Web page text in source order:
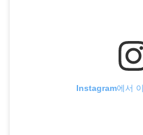
Instagram에서